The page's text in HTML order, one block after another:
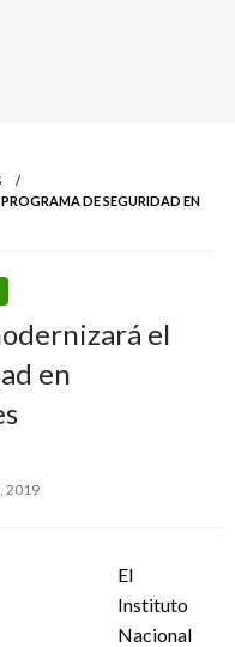
DE SEGURIDAD EN
el
en
2019
El
Instituto
Nacional